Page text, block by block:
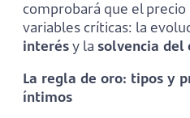
comprobará que el
variables críticas: la
interésy la solvencia del
La regla de oro: tipos y
íntimos